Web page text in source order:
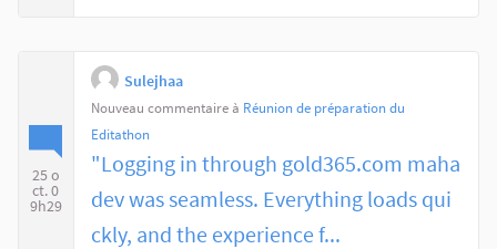
25 o
ct. 0
9h29
Sulejhaa
Nouveau commentaire à Réunion de préparation du
Editathon
"Logging in through gold365.com maha
dev was seamless. Everything loads qui
ckly, and the experience f...